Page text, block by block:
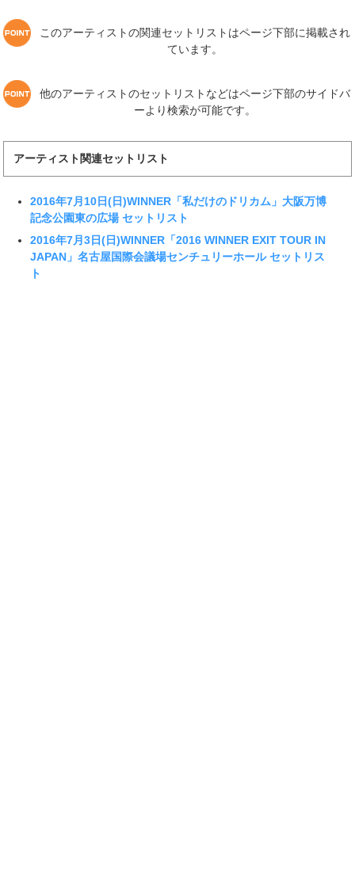
このアーティストの関連セットリストはページ下部に掲載され
ています。
他のアーティストのセットリストなどはページ下部のサイドバ
ーより検索が可能です。
アーティスト関連セットリスト
2016年7月10日(日)WINNER「私だけのドリカム」大阪万博
記念公園東の広場 セットリスト
2016年7月3日(日)WINNER「2016 WINNER EXIT TOUR IN
JAPAN」名古屋国際会議場センチュリーホール セットリス
ト